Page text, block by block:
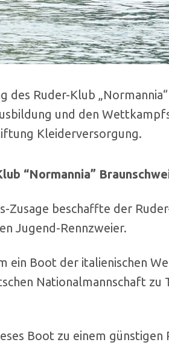
des Ruder-Klub
und den
Kleiderversorgung.
“Normannia”
Zusage beschaffte der
Jugend-Rennzweier.
ein Boot der italienischen
Nationalmannschaft
Boot zu einem